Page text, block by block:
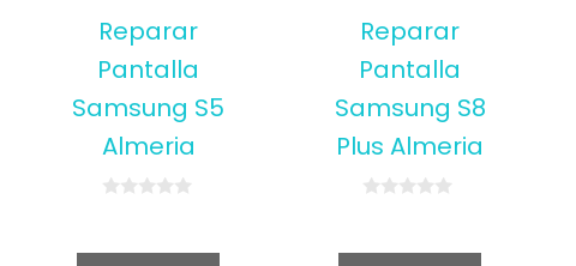
Reparar
Pantalla
Samsung S5
Almeria
Reparar
Pantalla
Samsung S8
Plus Almeria